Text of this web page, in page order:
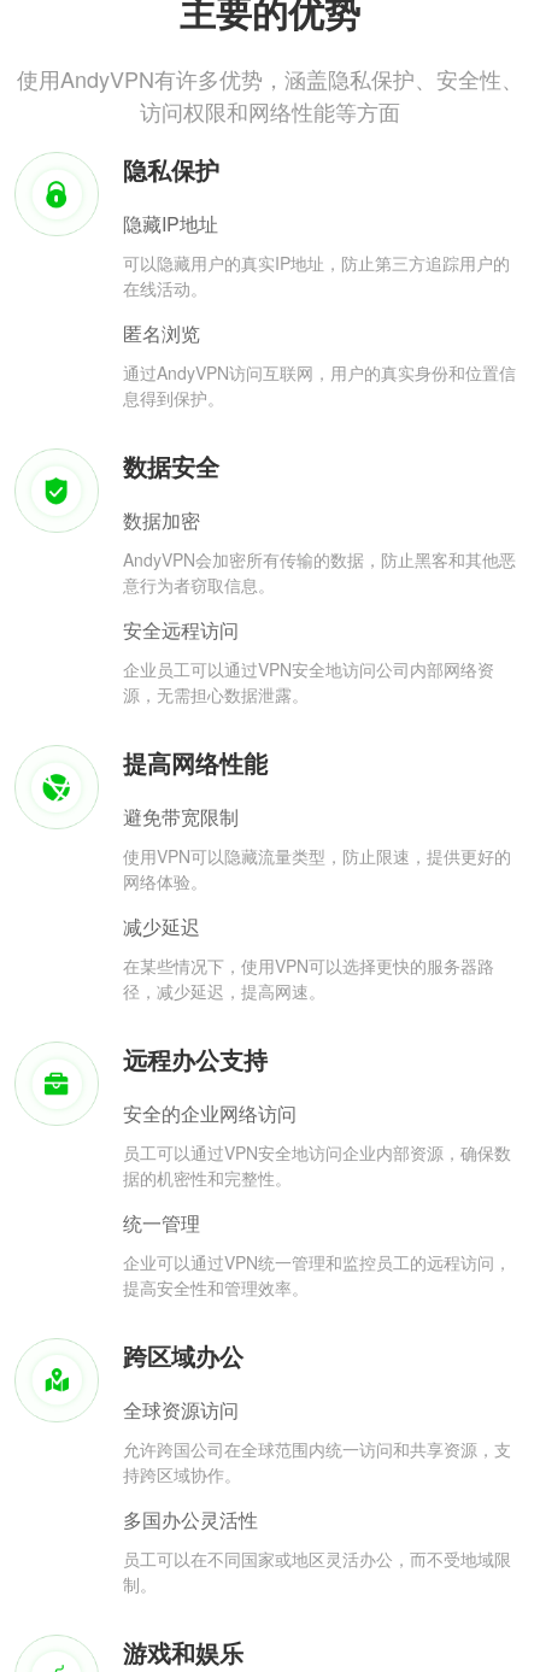
主要的优势
使用AndyVPN有许多优势，涵盖隐私保护、安全性、
访问权限和网络性能等方面
隐私保护
隐藏IP地址
可以隐藏用户的真实IP地址，防止第三方追踪用户的
在线活动。
匿名浏览
通过AndyVPN访问互联网，用户的真实身份和位置信
息得到保护。
数据安全
数据加密
AndyVPN会加密所有传输的数据，防止黑客和其他恶
意行为者窃取信息。
安全远程访问
企业员工可以通过VPN安全地访问公司内部网络资
源，无需担心数据泄露。
提高网络性能
避免带宽限制
使用VPN可以隐藏流量类型，防止限速，提供更好的
网络体验。
减少延迟
在某些情况下，使用VPN可以选择更快的服务器路
径，减少延迟，提高网速。
远程办公支持
安全的企业网络访问
员工可以通过VPN安全地访问企业内部资源，确保数
据的机密性和完整性。
统一管理
企业可以通过VPN统一管理和监控员工的远程访问，
提高安全性和管理效率。
跨区域办公
全球资源访问
允许跨国公司在全球范围内统一访问和共享资源，支
持跨区域协作。
多国办公灵活性
员工可以在不同国家或地区灵活办公，而不受地域限
制。
游戏和娱乐